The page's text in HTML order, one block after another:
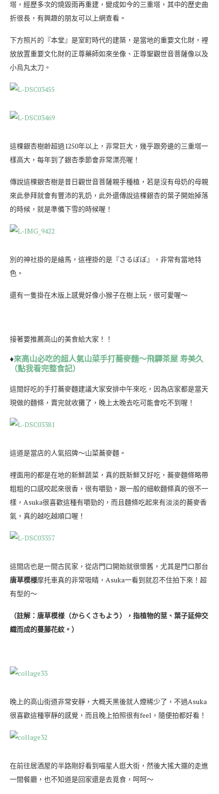
塔，經歷多次的燒毀雨再重建，變成如今的三重塔，其中的歷史曲
折很長，有興趣的朋友可以上網查看。
下方照片的『本堂』是室町時代的建築，是當地的重要文化財，裡
放放置重要文化財的正尊藥師如來坐像、正尊聖觀世音菩薩像以及
小烏丸太刀。
這棵銀杏樹齢超過1250年以上，非常巨大，幾乎跟旁邊的三重塔一
樣高大，每年到了銀杏季節會非常漂亮喔！
傳說這棵銀杏樹是昔日觀世音菩薩親手種植，若是沒有母奶的母親
來此參拜就會有豐沛的乳奶，此外還傳說這棵銀杏的葉子開始掉落
的時候，就是準備下雪的時候喔！
別的神社掛的是繪馬，這裡掛的是『さるぼぼ』，非常有當地特
色。
還有一隻掛在木版上感覺好像小猴子在樹上玩，很可愛喔～
接著要推薦高山的美食給大家！！
♦來高山必吃的超人氣山菜手打蕎麥麵～飛驒茶屋 寿美久
（點我看完整食記）
這間好吃的手打蕎麥麵建議大家安排中午來吃，因為店家都是當天
現做的麵條，賣完就收攤了，晚上太晚去吃可能會吃不到喔！
這道是當店的人氣招牌〜山菜蕎麥麵。
裡面用的都是在地的新鮮蔬菜，真的既新鮮又好吃，蕎麥麵條略帶
粗粗的口感咬起來很香，很有嚼勁，跟一般的細軟麵條真的很不一
樣，Asuka很喜歡這種有嚼勁的，而且麵條吃起來有淡淡的蕎麥香
氣，真的越吃越順口喔！
這間店也是一間古民家，從店門口開始就很懷舊，尤其是門口那台
唐草模様摩托車真的非常吸睛，Asuka一看到就忍不住拍下來！超
有型的～
（註解：唐草模様（からくさもよう），指植物的莖、葉子延伸交
織而成的蔓藤花紋。）
晚上的高山街道非常安靜，大概天黑後就人煙稀少了，不過Asuka
很喜歡這種寧靜的感覺，而且晚上拍照很有feel，隨便拍都好看！
在前往居酒屋的半路剛好看到喵星人逛大街，然後大搖大擺的走進
一間餐廳，也不知道是回家還是去覓食，呵呵～